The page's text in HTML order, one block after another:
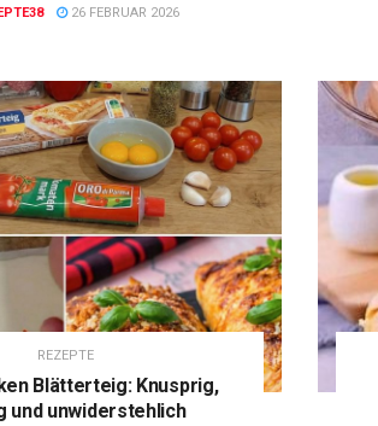
26 FEBRUAR 2026
REZEPTE
Blätterteig: Knusprig,
und unwiderstehlich